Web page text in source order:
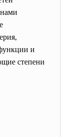
и
степени